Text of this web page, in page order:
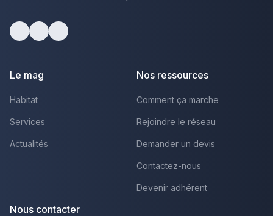
Le mag
Habitat
Services
Actualités
Nos ressources
Comment ça marche
Rejoindre le réseau
Demander un devis
Contactez-nous
Devenir adhérent
Nous contacter